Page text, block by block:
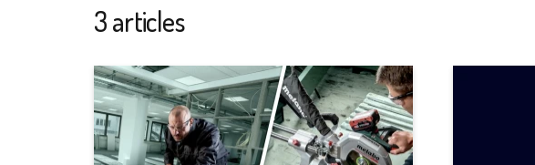
3 articles